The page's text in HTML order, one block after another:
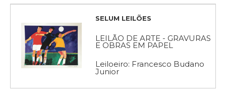
SELUM LEILÕES
LEILÃO DE ARTE - GRAVURAS
E OBRAS EM PAPEL
Leiloeiro: Francesco Budano
Junior